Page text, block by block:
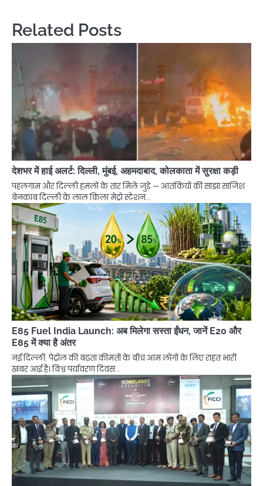
Related Posts
देशभर में हाई अलर्ट: दिल्ली, मुंबई, अहमदाबाद, कोलकाता में सुरक्षा कड़ी
पहलगाम और दिल्ली हमलों के तार मिले जुड़े — आतंकियों की साझा साजिश
बेनकाब दिल्ली के लाल किला मेट्रो स्टेशन…
E85 Fuel India Launch: अब मिलेगा सस्ता ईंधन, जानें E20 और
E85 में क्या है अंतर
नई दिल्ली: पेट्रोल की बढ़ता कीमतों के बीच आम लोगों के लिए राहत भारी
खबर आई है। विश्व पर्यावरण दिवस…